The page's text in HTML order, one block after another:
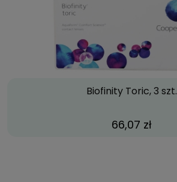
Biofinity Toric, 3 szt.
66,07 zł